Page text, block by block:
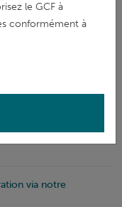
via notre
le GCF à
conformément à